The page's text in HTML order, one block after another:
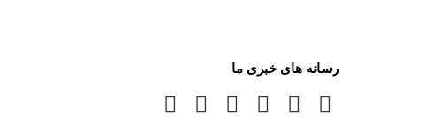
رسانه های خبری ما